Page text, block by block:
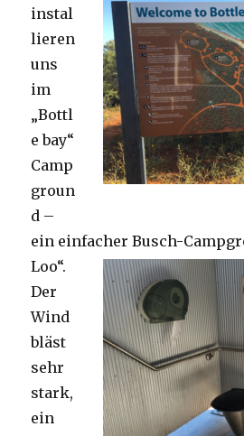
instal
lieren
uns
im
„Bottl
e bay“
Camp
groun
d –
ein einfacher Busch-
Loo“.
Der
Wind
bläst
sehr
stark,
ein